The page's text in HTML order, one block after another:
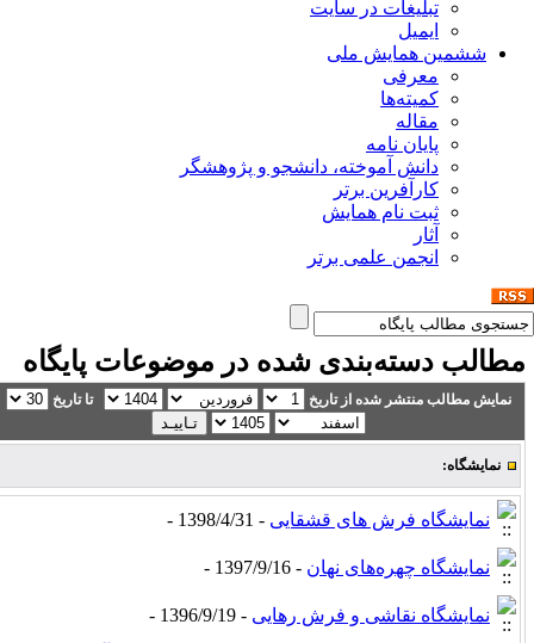
تبلیغات در سایت
ایمیل
ششمین همایش ملی
معرفی
کمیته‌ها
مقاله
پایان نامه
دانش آموخته، دانشجو و پژوهشگر
کارآفرین برتر
ثبت نام همایش
آثار
انجمن علمی برتر
دسته‌بندی شده در موضوعات پایگاه
نمایش مطالب منتشر شده از تاریخ تا تاریخ
نمایشگاه:
نمایشگاه فرش های قشقایی- 1398/4/31 -
نمایشگاه چهره‌های نهان- 1397/9/16 -
نمایشگاه نقاشی و فرش رهایی- 1396/9/19 -